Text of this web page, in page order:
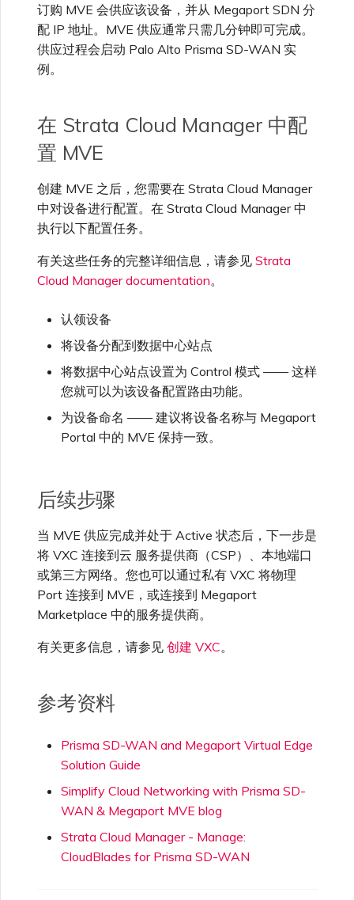
订购 MVE 会供应该设备，并从 Megaport SDN 分
配 IP 地址。MVE 供应通常只需几分钟即可完成。
供应过程会启动 Palo Alto Prisma SD-WAN 实
例。
在 Strata Cloud Manager 中配
置 MVE
创建 MVE 之后，您需要在 Strata Cloud Manager
中对设备进行配置。在 Strata Cloud Manager 中
执行以下配置任务。
有关这些任务的完整详细信息，请参见 Strata
Cloud Manager documentation。
认领设备
将设备分配到数据中心站点
将数据中心站点设置为 Control 模式 —— 这样
您就可以为该设备配置路由功能。
为设备命名 —— 建议将设备名称与 Megaport
Portal 中的 MVE 保持一致。
后续步骤
当 MVE 供应完成并处于 Active 状态后，下一步是
将 VXC 连接到云 服务提供商（CSP）、本地端口
或第三方网络。您也可以通过私有 VXC 将物理
Port 连接到 MVE，或连接到 Megaport
Marketplace 中的服务提供商。
有关更多信息，请参见 创建 VXC。
参考资料
Prisma SD-WAN and Megaport Virtual Edge
Solution Guide
Simplify Cloud Networking with Prisma SD-
WAN & Megaport MVE blog
Strata Cloud Manager - Manage:
CloudBlades for Prisma SD-WAN